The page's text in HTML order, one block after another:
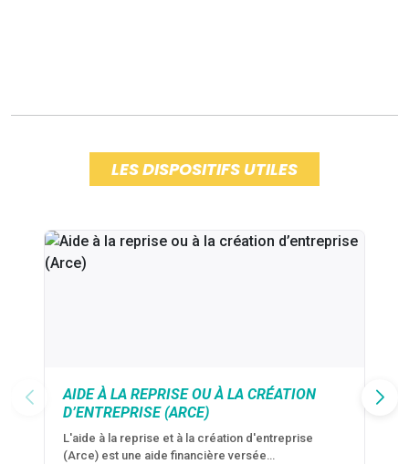
LES DISPOSITIFS UTILES
AIDE À LA REPRISE OU À LA CRÉATION
D’ENTREPRISE (ARCE)
L'aide à la reprise et à la création d'entreprise
(Arce) est une aide financière versée…